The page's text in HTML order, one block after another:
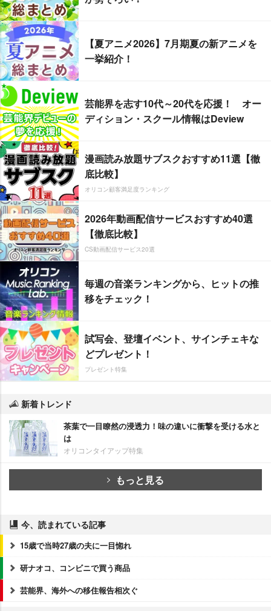
【夏アニメ2026】7月期夏の新アニメを
一挙紹介！
芸能界を志す10代～20代を応援！ オー
ディション・スクール情報はDeview
漫画読み放題サブスクおすすめ11選【徹
底比較】
オリコン顧客満足度ランキング
2026年動画配信サービスおすすめ40選
【徹底比較】
CS動画配信サービス20選
毎週の音楽ランキングから、ヒットの推
移をチェック！
試写会、登壇イベント、サインチェキな
どプレゼント！
プレゼント特集
新着トレンド
茶葉で一目瞭然の浸透力！味の違いに衝撃を受ける水と
は
オリコンタイアップ特集
もっと見る
今、読まれている記事
15歳で当時27歳の夫に一目惚れ
研ナオコ、コンビニで買う商品
芸能界、海外への移住報告相次ぐ